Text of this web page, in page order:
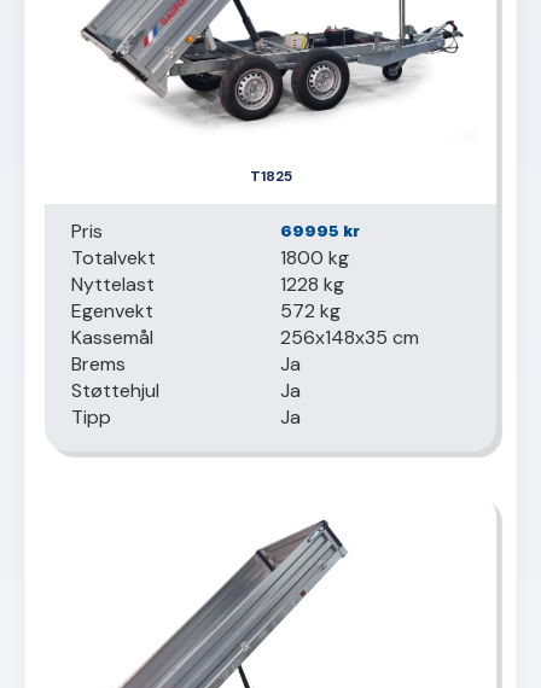
T1825
Pris 69995 kr
Totalvekt
1800 kg
Nyttelast
1228 kg
Egenvekt
572 kg
Kassemål
256x148x35 cm
Brems
Ja
Støttehjul
Ja
Tipp
Ja